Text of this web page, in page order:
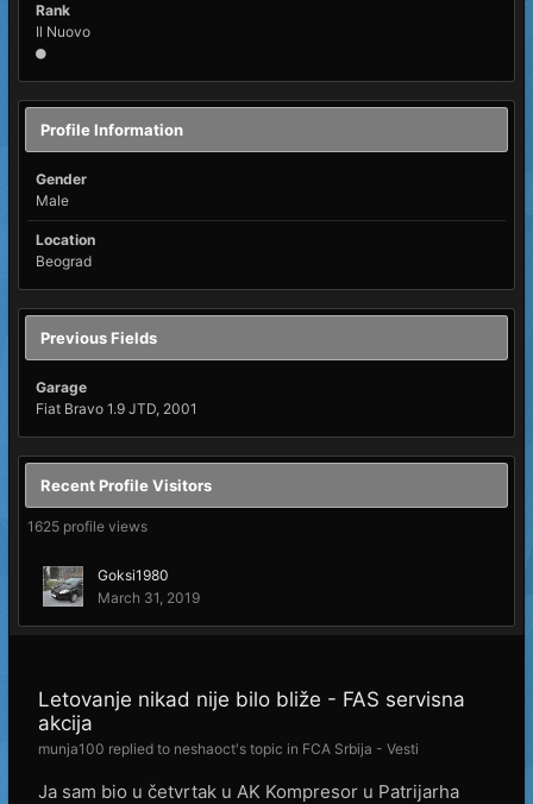
Rank
Il Nuovo
Profile Information
Gender
Male
Location
Beograd
Previous Fields
Garage
Fiat Bravo 1.9 JTD, 2001
Recent Profile Visitors
1625 profile views
Goksi1980
March 31, 2019
Letovanje nikad nije bilo bliže - FAS servisna
akcija
munja100 replied to neshaoct's topic in FCA Srbija - Vesti
Ja sam bio u četvrtak u AK Kompresor u Patrijarha